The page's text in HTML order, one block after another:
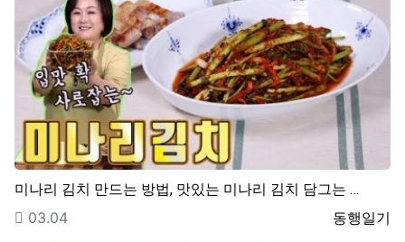
미나리 김치 만드는 방법, 맛있는 미나리 김치 담그는 …
등록자
동행일기
등록일
03.04